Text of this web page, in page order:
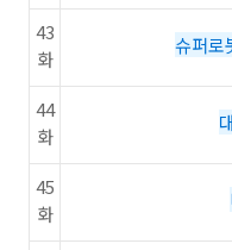
43
화
슈퍼로
44
화
45
화